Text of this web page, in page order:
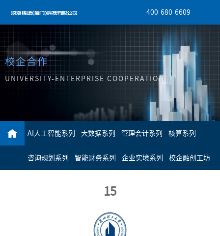
400-680-6609
校企合作
UNIVERSITY-ENTERPRISE COOPERATION
AI人工智能系列 大数据系列 管理会计系列 核算系列
咨询规划系列 智能财务系列 企业实境系列 校企融创工坊
15